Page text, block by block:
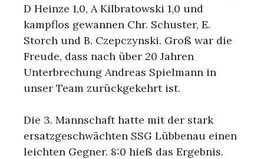
D Heinze 1,0, A Kilbratowski 1,0 und
kampflos gewannen Chr. Schuster, E.
Storch und B. Czepczynski. Groß war die
Freude, dass nach über 20 Jahren
Unterbrechung Andreas Spielmann in
unser Team zurückgekehrt ist.
Die 3. Mannschaft hatte mit der stark
ersatzgeschwächten SSG Lübbenau einen
leichten Gegner. 8:0 hieß das Ergebnis.